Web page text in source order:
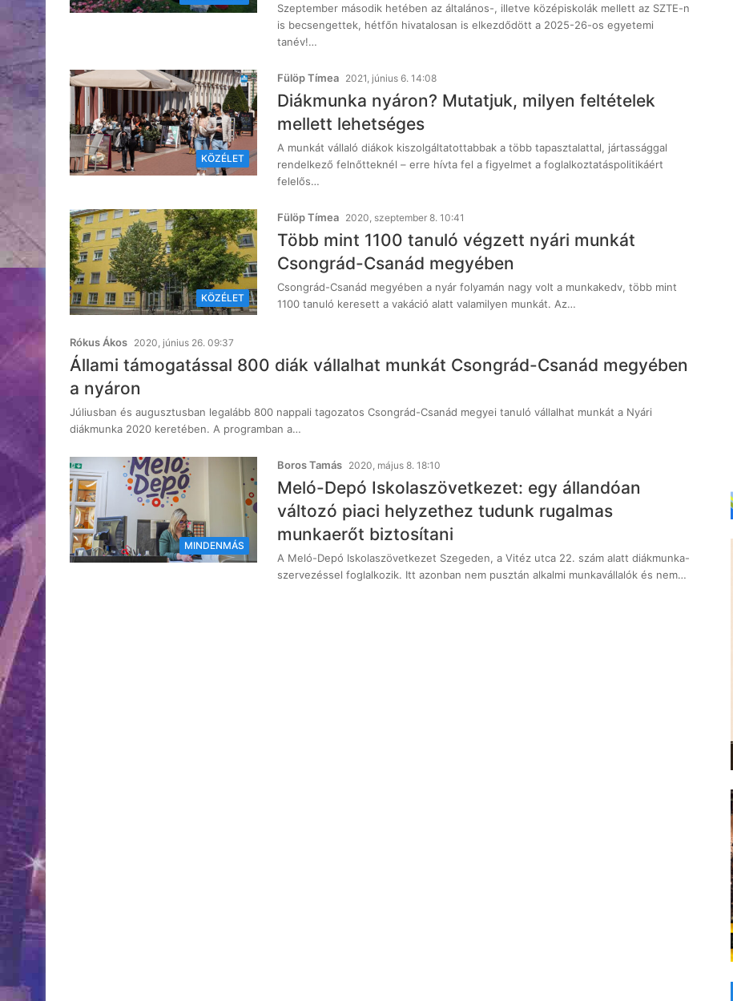
Szeptember második hetében az általános-, illetve középiskolák mellett az SZTE-n
is becsengettek, hétfőn hivatalosan is elkezdődött a 2025-26-os egyetemi
tanév!…
KÖZÉLET
Fülöp Tímea 2021, június 6. 14:08
Diákmunka nyáron? Mutatjuk, milyen feltételek
mellett lehetséges
A munkát vállaló diákok kiszolgáltatottabbak a több tapasztalattal, jártassággal
rendelkező felnőtteknél – erre hívta fel a figyelmet a foglalkoztatáspolitikáért
felelős…
KÖZÉLET
Fülöp Tímea 2020, szeptember 8. 10:41
Több mint 1100 tanuló végzett nyári munkát
Csongrád-Csanád megyében
Csongrád-Csanád megyében a nyár folyamán nagy volt a munkakedv, több mint
1100 tanuló keresett a vakáció alatt valamilyen munkát. Az…
Rókus Ákos 2020, június 26. 09:37
Állami támogatással 800 diák vállalhat munkát Csongrád-Csanád megyében
a nyáron
Júliusban és augusztusban legalább 800 nappali tagozatos Csongrád-Csanád megyei tanuló vállalhat munkát a Nyári
diákmunka 2020 keretében. A programban a…
MINDENMÁS
Boros Tamás 2020, május 8. 18:10
Meló-Depó Iskolaszövetkezet: egy állandóan
változó piaci helyzethez tudunk rugalmas
munkaerőt biztosítani
A Meló-Depó Iskolaszövetkezet Szegeden, a Vitéz utca 22. szám alatt diákmunka-
szervezéssel foglalkozik. Itt azonban nem pusztán alkalmi munkavállalók és nem…